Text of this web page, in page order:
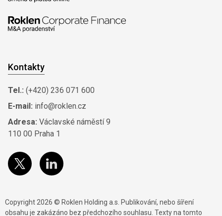
Kontakty
Tel.: (+420) 236 071 600
E-mail: info@roklen.cz
Adresa: Václavské náměstí 9
110 00 Praha 1
Copyright 2026 © Roklen Holding a.s. Publikování, nebo šíření
obsahu je zakázáno bez předchozího souhlasu. Texty na tomto